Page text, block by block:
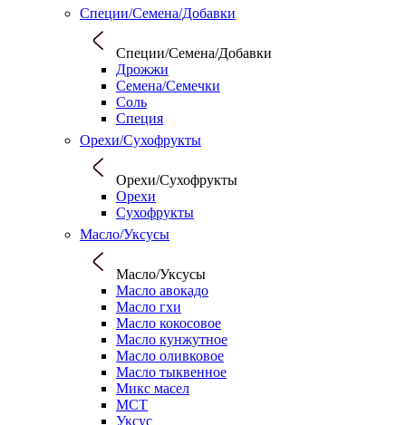
Специи/Семена/Добавки
Специи/Семена/Добавки
Дрожжи
Семена/Семечки
Соль
Специя
Орехи/Сухофрукты
Орехи/Сухофрукты
Орехи
Сухофрукты
Масло/Уксусы
Масло/Уксусы
Масло авокадо
Масло гхи
Масло кокосовое
Масло кунжутное
Масло оливковое
Масло тыквенное
Микс масел
МСТ
Уксус